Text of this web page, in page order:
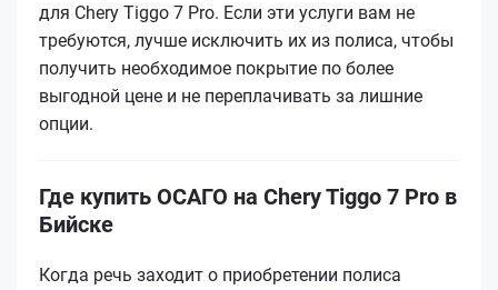
для Chery Tiggo 7 Pro. Если эти услуги вам не
требуются, лучше исключить их из полиса, чтобы
получить необходимое покрытие по более
выгодной цене и не переплачивать за лишние
опции.
Где купить ОСАГО на Chery Tiggo 7 Pro в
Бийске
Когда речь заходит о приобретении полиса